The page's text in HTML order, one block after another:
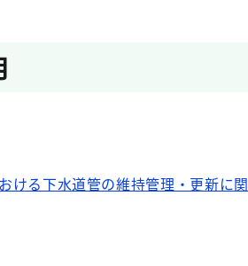
ける下水道管の維持管理・更新に